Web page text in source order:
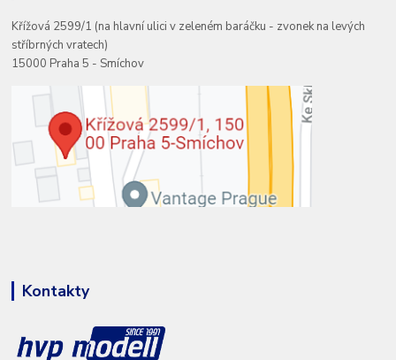
Křížová 2599/1 (na hlavní ulici v zeleném baráčku - zvonek na levých
stříbrných vratech)
15000 Praha 5 - Smíchov
Kontakty